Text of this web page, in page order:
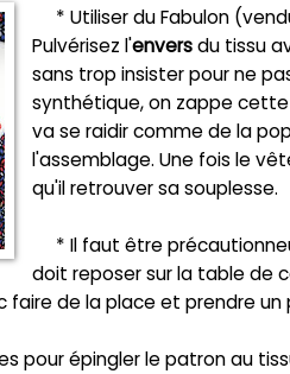
* Utiliser du Fabulon
Pulvérisezl'enversdu tissu
sans trop insister pour ne
synthétique, on zappe
va se raidir comme de la
l'assemblage. Une fois le
qu'il retrouver sa souplesse.
* Il faut être
doit reposer sur la table de
faire de la place et prendre
pour épingler le patron au